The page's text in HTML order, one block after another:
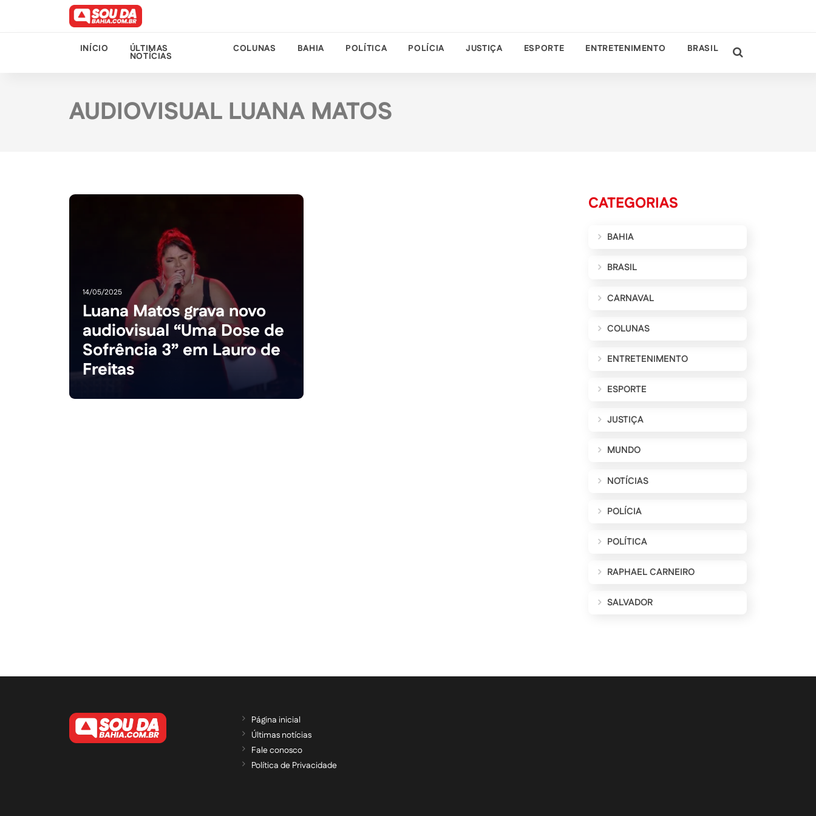
INÍCIO ÚLTIMAS
NOTÍCIAS
COLUNAS BAHIA POLÍTICA POLÍCIA JUSTIÇA ESPORTE ENTRETENIMENTO BRASIL
AUDIOVISUAL LUANA MATOS
14/05/2025
Luana Matos grava novo
audiovisual “Uma Dose de
Sofrência 3” em Lauro de
Freitas
CATEGORIAS
BAHIA
BRASIL
CARNAVAL
COLUNAS
ENTRETENIMENTO
ESPORTE
JUSTIÇA
MUNDO
NOTÍCIAS
POLÍCIA
POLÍTICA
RAPHAEL CARNEIRO
SALVADOR
Página inicial
Últimas notícias
Fale conosco
Política de Privacidade